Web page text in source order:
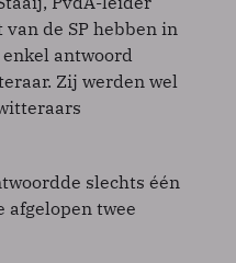
de SP hebben in
enkel antwoord
Zij werden wel
slechts één
afgelopen twee